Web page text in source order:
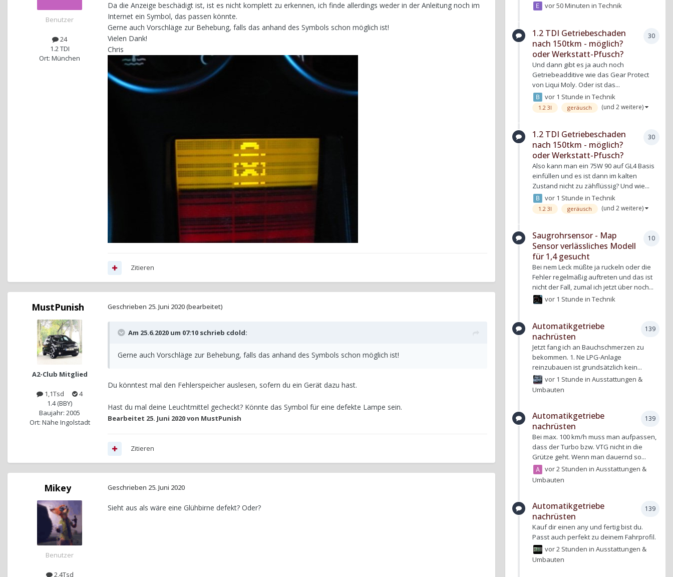
Benutzer
24
1.2 TDI
Ort: München
Da die Anzeige beschädigt ist, ist es nicht komplett zu erkennen, ich finde allerdings weder in der Anleitung noch im
Internet ein Symbol, das passen könnte.
Gerne auch Vorschläge zur Behebung, falls das anhand des Symbols schon möglich ist!
Vielen Dank!
Chris
Zitieren
MustPunish
A2-Club Mitglied
1,1Tsd
4
1.4 (BBY)
Baujahr: 2005
Ort: Nähe Ingolstadt
Geschrieben 25. Juni 2020(bearbeitet)
Am 25.6.2020 um 07:10 schrieb cdold:
Gerne auch Vorschläge zur Behebung, falls das anhand des Symbols schon möglich ist!
Du könntest mal den Fehlerspeicher auslesen, sofern du ein Gerät dazu hast.
Hast du mal deine Leuchtmittel gecheckt? Könnte das Symbol für eine defekte Lampe sein.
Bearbeitet 25. Juni 2020von MustPunish
Zitieren
Mikey
Benutzer
2,4Tsd
Geschrieben 25. Juni 2020
Sieht aus als wäre eine Glühbirne defekt? Oder?
vor 50 MinuteninTechnik
30
1.2 TDI Getriebeschaden
nach 150tkm - möglich?
oder Werkstatt-Pfusch?
Und dann gibt es ja auch noch
Getriebeadditive wie das Gear Protect
von Liqui Moly. Oder ist das...
vor 1 Stunde inTechnik
1.2 3l geräusch (und 2 weitere)
30
1.2 TDI Getriebeschaden
nach 150tkm - möglich?
oder Werkstatt-Pfusch?
Also kann man ein 75W 90 auf GL4 Basis
einfüllen und es ist dann im kalten
Zustand nicht zu zähflüssig? Und wie...
vor 1 Stunde inTechnik
1.2 3l geräusch (und 2 weitere)
10
Saugrohrsensor - Map
Sensor verlässliches Modell
für 1,4 gesucht
Bei nem Leck müßte ja ruckeln oder die
Fehler regelmäßig auftreten und das ist
nicht der Fall, zumal ich jetzt über noch...
vor 1 Stunde inTechnik
139
Automatikgetriebe
nachrüsten
Jetzt fang ich an Bauchschmerzen zu
bekommen. 1. Ne LPG-Anlage
reinzubauen ist grundsätzlich kein...
vor 1 Stunde inAusstattungen &
Umbauten
139
Automatikgetriebe
nachrüsten
Bei max. 100 km/h muss man aufpassen,
dass der Turbo bzw. VTG nicht in die
Grütze geht. Wenn man dauernd so...
vor 2 Stunden inAusstattungen &
Umbauten
139
Automatikgetriebe
nachrüsten
Kauf dir einen any und fertig bist du.
Passt auch perfekt zu deinem Fahrprofil.
vor 2 Stunden inAusstattungen &
Umbauten